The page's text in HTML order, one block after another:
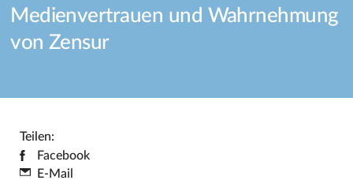
Medienvertrauen und Wahrnehmung
von Zensur
Teilen:
Facebook
E-Mail